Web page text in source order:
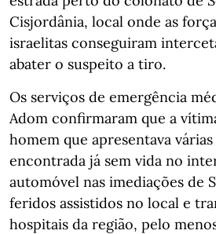
Cisjordânia, local onde as
israelitas conseguiram
abater o suspeito a tiro.
Os serviços de emergência
Adom confirmaram que a
homem que apresentava
encontrada já sem vida no
automóvel nas imediações de
feridos assistidos no local e
hospitais da região, pelo